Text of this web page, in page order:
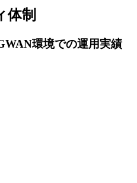
体制
環境での運用実績